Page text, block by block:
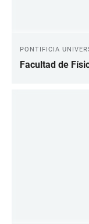
PONTIFICIA
Facultad de